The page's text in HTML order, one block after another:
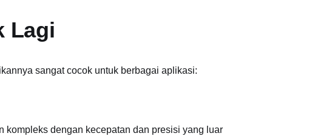
Lagi
sangat cocok untuk berbagai aplikasi:
dengan kecepatan dan presisi yang luar